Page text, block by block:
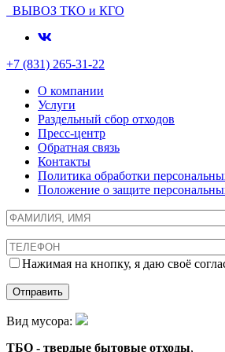
ВЫВОЗ ТКО и КГО
+7 (831) 265-31-22
О компании
Услуги
Раздельный сбор отходов
Пресс-центр
Обратная связь
Контакты
Политика обработки
Положение о защите
Нажимая на кнопку, я даю своё
Вид мусора:
ТБО - твердые бытовые отходы,